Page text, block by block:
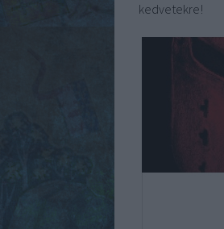
kedvetekre!